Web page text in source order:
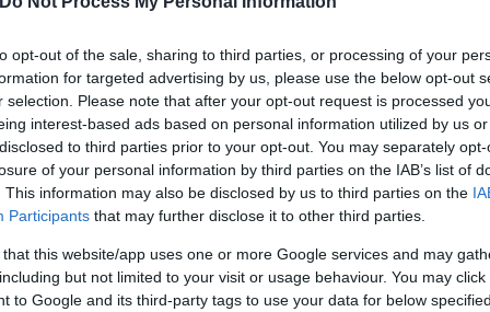
opt-out of the sale, sharing to third parties, or processing of your
for targeted advertising by us, please use the below opt-out
selection. Please note that after your opt-out request is processed
interest-based ads based on personal information utilized by us
to third parties prior to your opt-out. You may separately
of your personal information by third parties on the IAB’s list of
This information may also be disclosed by us to third parties on the
Participants that may further disclose it to other third parties.
that this website/app uses one or more Google services and may
but not limited to your visit or usage behaviour. You may
to Google and its third-party tags to use your data for below
ιστορίες για τη ζωή της, λέγοντας
ή ότι ήταν απόγονος του Βίνσεντ βαν Γκογκ.
υπνοδωμάτια και κουζίνες για να γεμίσει τα
της - alter ego, τους αποκαλεί - για να